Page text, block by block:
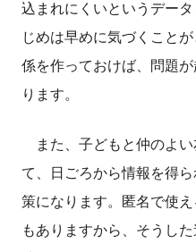
込まれにくいというデー
じめは早めに気づくこと
係を作っておけば、問題
ります。
また、子どもと仲のよい
て、日ごろから情報を得
策になります。匿名で使
もありますから、そうし